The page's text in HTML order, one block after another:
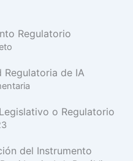
Regulatorio
de IA
o Regulatorio
del Instrumento